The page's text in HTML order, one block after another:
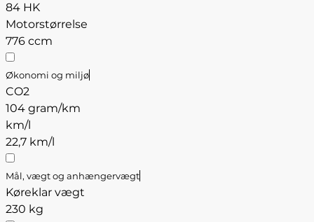
84 HK
Motorstørrelse
776 ccm
Økonomi og miljø
CO2
104 gram/km
km/l
22,7 km/l
Mål, vægt og anhængervægt
Køreklar vægt
230 kg